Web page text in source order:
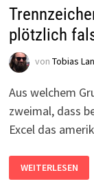
plötzlich
von Tobias
Aus welchem
zweimal, dass
Excel das
BEI
DEZIMALZAHLEN
WEITERLESEN